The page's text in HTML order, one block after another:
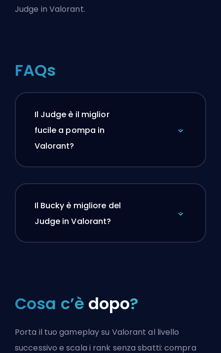
Judge in Valorant.
FAQs
Il Judge è il miglior
fucile a pompa in
Valorant?
Il Bucky è migliore del
Judge in Valorant?
Cosa c’è dopo?
Porta il tuo gameplay su Valorant al livello
successivo e scala i rank senza sbatti: compra